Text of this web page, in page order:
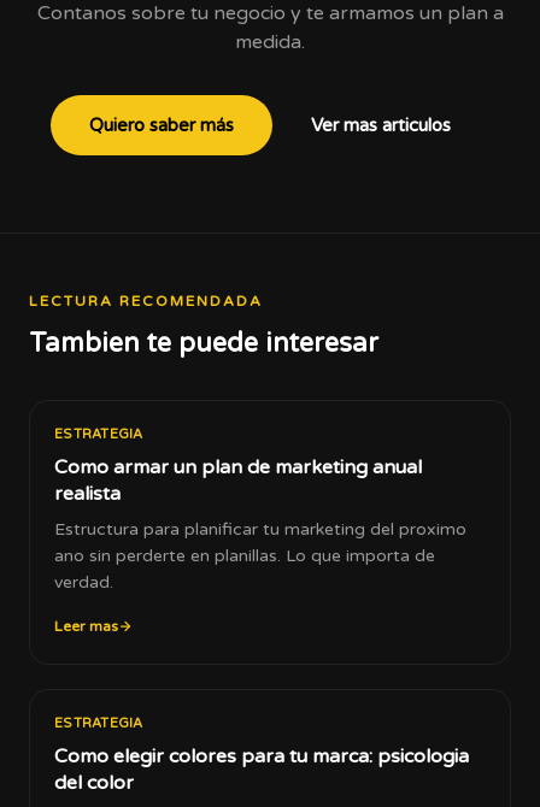
Contanos sobre tu negocio y te armamos un plan a
medida.
Quiero saber más Ver mas articulos
LECTURA RECOMENDADA
Tambien te puede interesar
ESTRATEGIA
Como armar un plan de marketing anual
realista
Estructura para planificar tu marketing del proximo
ano sin perderte en planillas. Lo que importa de
verdad.
Leer mas
ESTRATEGIA
Como elegir colores para tu marca: psicologia
del color